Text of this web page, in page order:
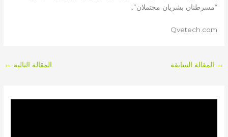
“مسرطنان بشريان محتملان”.
Qvetech.com
→ المقالة السابقة المقالة التالية ←